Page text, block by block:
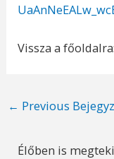
Vissza a főoldalra:
Post
← Previous
Élőben is